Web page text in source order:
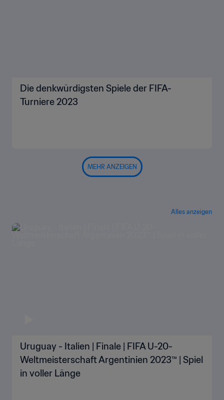
Die denkwürdigsten Spiele der FIFA-
Turniere 2023
MEHR ANZEIGEN
Alles anzeigen
Uruguay - Italien | Finale | FIFA U-20-
Weltmeisterschaft Argentinien 2023™ | Spiel
in voller Länge